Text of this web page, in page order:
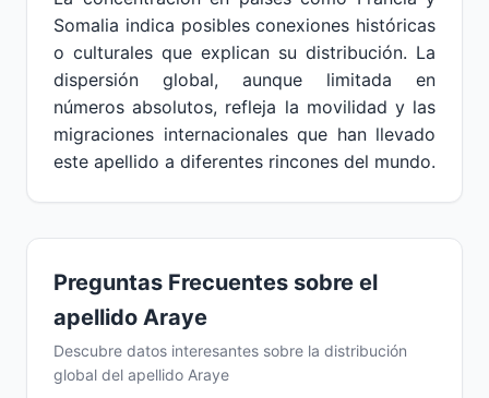
Somalia indica posibles conexiones históricas
o culturales que explican su distribución. La
dispersión global, aunque limitada en
números absolutos, refleja la movilidad y las
migraciones internacionales que han llevado
este apellido a diferentes rincones del mundo.
Preguntas Frecuentes sobre el
apellido Araye
Descubre datos interesantes sobre la distribución
global del apellido Araye